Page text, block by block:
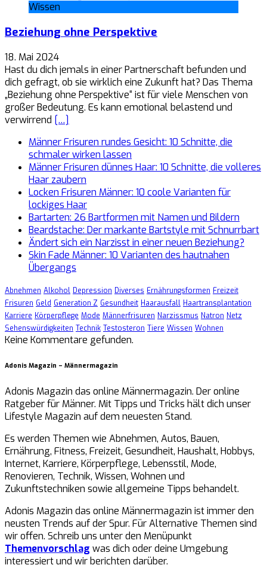
Wissen
Beziehung ohne Perspektive
18. Mai 2024
Hast du dich jemals in einer Partnerschaft befunden und
dich gefragt, ob sie wirklich eine Zukunft hat? Das Thema
„Beziehung ohne Perspektive“ ist für viele Menschen von
großer Bedeutung. Es kann emotional belastend und
verwirrend […]
Männer Frisuren rundes Gesicht: 10 Schnitte, die
schmaler wirken lassen
Männer Frisuren dünnes Haar: 10 Schnitte, die volleres
Haar zaubern
Locken Frisuren Männer: 10 coole Varianten für
lockiges Haar
Bartarten: 26 Bartformen mit Namen und Bildern
Beardstache: Der markante Bartstyle mit Schnurrbart
Ändert sich ein Narzisst in einer neuen Beziehung?
Skin Fade Männer: 10 Varianten des hautnahen
Übergangs
Abnehmen Alkohol Depression Diverses Ernährungsformen Freizeit
Frisuren Geld Generation Z Gesundheit Haarausfall Haartransplantation
Karriere Körperpflege Mode Männerfrisuren Narzissmus Natron Netz
Sehenswürdigkeiten Technik Testosteron Tiere Wissen Wohnen
Keine Kommentare gefunden.
Adonis Magazin – Männermagazin
Adonis Magazin das online Männermagazin. Der online
Ratgeber für Männer. Mit Tipps und Tricks hält dich unser
Lifestyle Magazin auf dem neuesten Stand.
Es werden Themen wie Abnehmen, Autos, Bauen,
Ernährung, Fitness, Freizeit, Gesundheit, Haushalt, Hobbys,
Internet, Karriere, Körperpflege, Lebensstil, Mode,
Renovieren, Technik, Wissen, Wohnen und
Zukunftstechniken sowie allgemeine Tipps behandelt.
Adonis Magazin das online Männermagazin ist immer den
neusten Trends auf der Spur. Für Alternative Themen sind
wir offen. Schreib uns unter den Menüpunkt
Themenvorschlag was dich oder deine Umgebung
interessiert und wir berichten darüber.